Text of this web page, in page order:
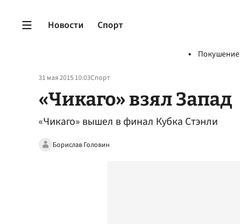
Новости Спорт
Покушение
31 мая 2015 10:03Спорт
«Чикаго» взял Запад
«Чикаго» вышел в финал Кубка Стэнли
Борислав Головин